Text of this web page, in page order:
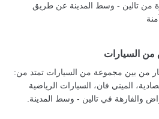
من تالين - وسط المدينة عن طريق
من السيارات
من بين مجموعة من السيارات تمتد من:
الميني فان، السيارات الرياضية
والفارهة في تالين - وسط المدينة.